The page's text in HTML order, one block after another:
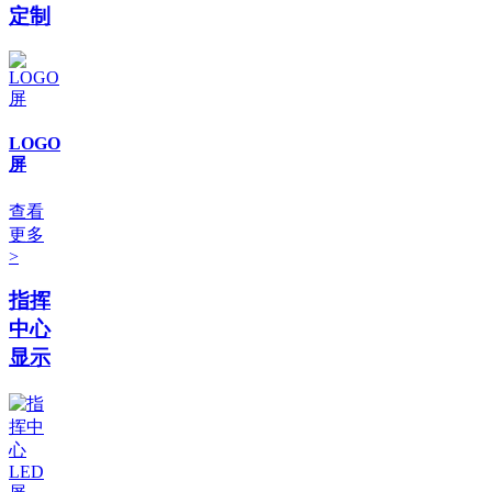
定制
LOGO
屏
查看
更多
>
指挥
中心
显示